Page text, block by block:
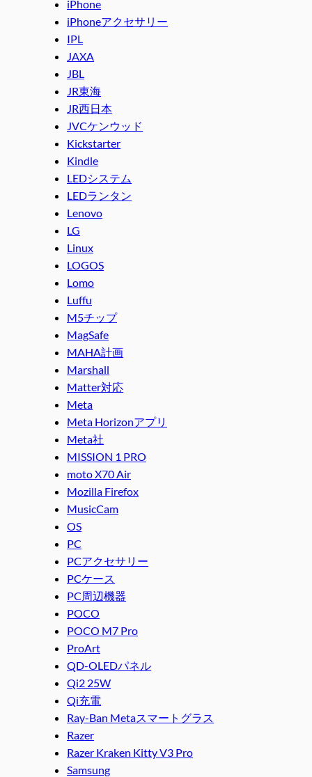
iPhone
iPhoneアクセサリー
IPL
JAXA
JBL
JR東海
JR西日本
JVCケンウッド
Kickstarter
Kindle
LEDシステム
LEDランタン
Lenovo
LG
Linux
LOGOS
Lomo
Luffu
M5チップ
MagSafe
MAHA計画
Marshall
Matter対応
Meta
Meta Horizonアプリ
Meta社
MISSION 1 PRO
moto X70 Air
Mozilla Firefox
MusicCam
OS
PC
PCアクセサリー
PCケース
PC周辺機器
POCO
POCO M7 Pro
ProArt
QD-OLEDパネル
Qi2 25W
Qi充電
Ray-Ban Metaスマートグラス
Razer
Razer Kraken Kitty V3 Pro
Samsung